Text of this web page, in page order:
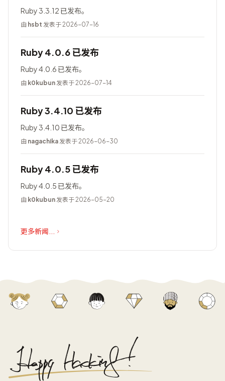
Ruby 3.3.12 已发布。
由 hsbt 发表于 2026-07-16
Ruby 4.0.6 已发布
Ruby 4.0.6 已发布。
由 k0kubun发表于 2026-07-14
Ruby 3.4.10 已发布
Ruby 3.4.10 已发布。
由 nagachika发表于 2026-06-30
Ruby 4.0.5 已发布
Ruby 4.0.5 已发布。
由 k0kubun发表于 2026-05-20
更多新闻...